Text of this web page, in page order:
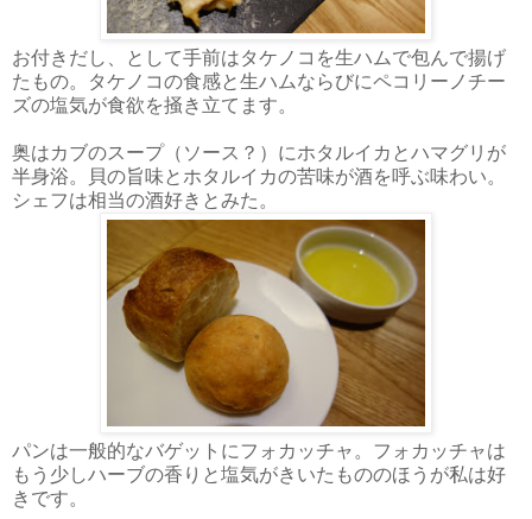
お付きだし、として手前はタケノコを生ハムで包んで揚げ
たもの。タケノコの食感と生ハムならびにペコリーノチー
ズの塩気が食欲を掻き立てます。
奥はカブのスープ（ソース？）にホタルイカとハマグリが
半身浴。貝の旨味とホタルイカの苦味が酒を呼ぶ味わい。
シェフは相当の酒好きとみた。
パンは一般的なバゲットにフォカッチャ。フォカッチャは
もう少しハーブの香りと塩気がきいたもののほうが私は好
きです。